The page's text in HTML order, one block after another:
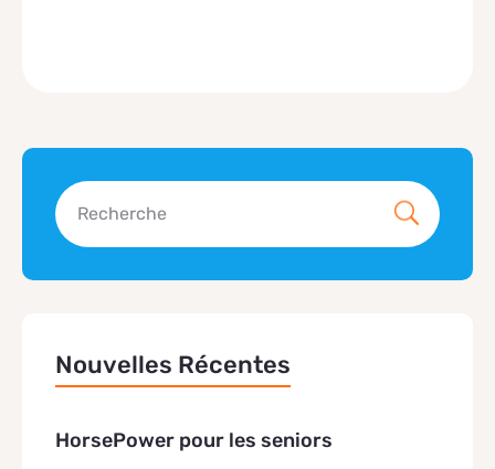
Nouvelles Récentes
HorsePower pour les seniors